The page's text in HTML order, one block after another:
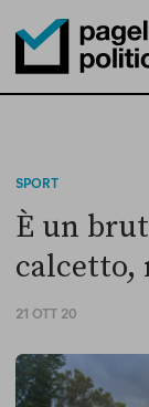
Pagella Politica
SPORT
È un
calcetto,
21 OTT 20